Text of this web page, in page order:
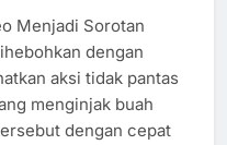
Menjadi Sorotan
dengan
aksi tidak pantas
menginjak buah
dengan cepat